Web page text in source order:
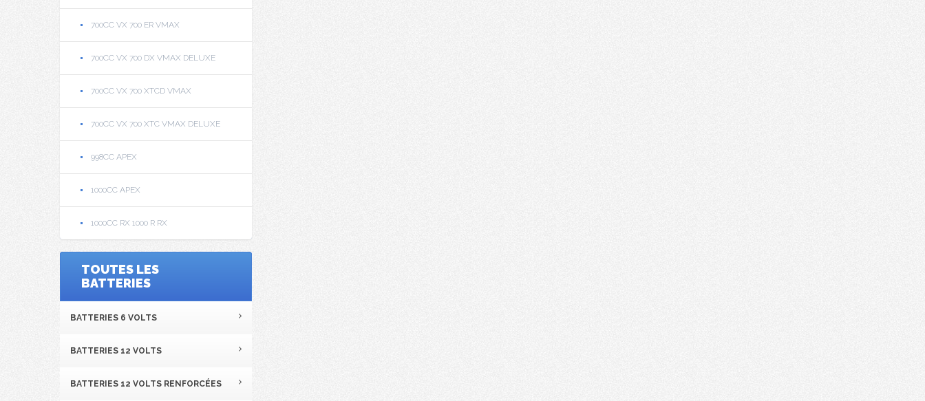
700CC VX 700 ER VMAX
700CC VX 700 DX VMAX DELUXE
700CC VX 700 XTCD VMAX
700CC VX 700 XTC VMAX DELUXE
998CC APEX
1000CC APEX
1000CC RX 1000 R RX
TOUTES LES
BATTERIES
BATTERIES 6 VOLTS
BATTERIES 12 VOLTS
BATTERIES 12 VOLTS RENFORCÉES